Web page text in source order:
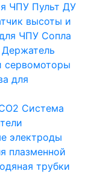
ЧПУ Пульт ДУ
высоты и
ЧПУ Сопла
Держатель
сервомоторы
для
Система
электроды
плазменной
трубки